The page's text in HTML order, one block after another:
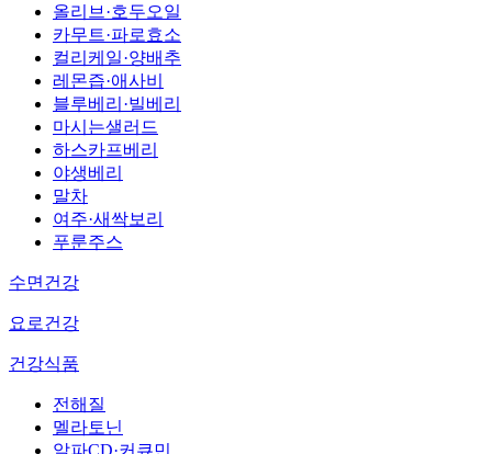
올리브·호두오일
카무트·파로효소
컬리케일·양배추
레몬즙·애사비
블루베리·빌베리
마시는샐러드
하스카프베리
야생베리
말차
여주·새싹보리
푸룬주스
수면건강
요로건강
건강식품
전해질
멜라토닌
알파CD·커큐민